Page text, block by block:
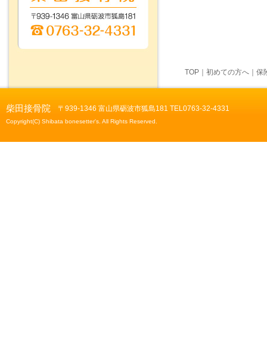
TOP 初めての方へ 保
柴田接骨院 〒939-1346 富山県砺波市狐島181 TEL0763-32-4331
Copyright(C) Shibata bonesetter's. All Rights Reserved.